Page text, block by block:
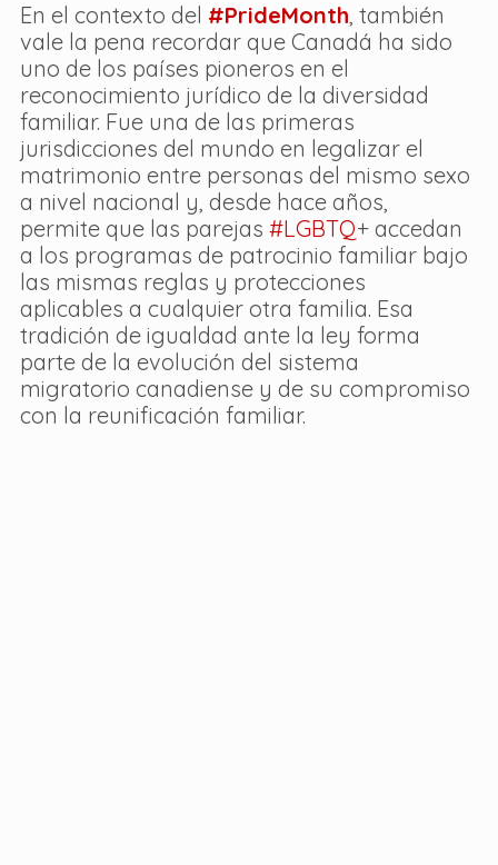
En el contexto del #PrideMonth, también
vale la pena recordar que Canadá ha sido
uno de los países pioneros en el
reconocimiento jurídico de la diversidad
familiar. Fue una de las primeras
jurisdicciones del mundo en legalizar el
matrimonio entre personas del mismo sexo
a nivel nacional y, desde hace años,
permite que las parejas #LGBTQ+ accedan
a los programas de patrocinio familiar bajo
las mismas reglas y protecciones
aplicables a cualquier otra familia. Esa
tradición de igualdad ante la ley forma
parte de la evolución del sistema
migratorio canadiense y de su compromiso
con la reunificación familiar.